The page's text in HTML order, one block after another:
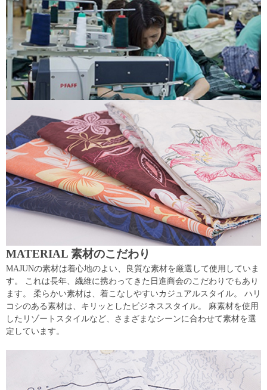
MATERIAL 素材のこだわり
MAJUNの素材は着心地のよい、良質な素材を厳選して使用していま
す。 これは長年、繊維に携わってきた日進商会のこだわりでもあり
ます。 柔らかい素材は、着こなしやすいカジュアルスタイル。 ハリ
コシのある素材は、キリッとしたビジネススタイル。 麻素材を使用
したリゾートスタイルなど、さまざまなシーンに合わせて素材を選
定しています。